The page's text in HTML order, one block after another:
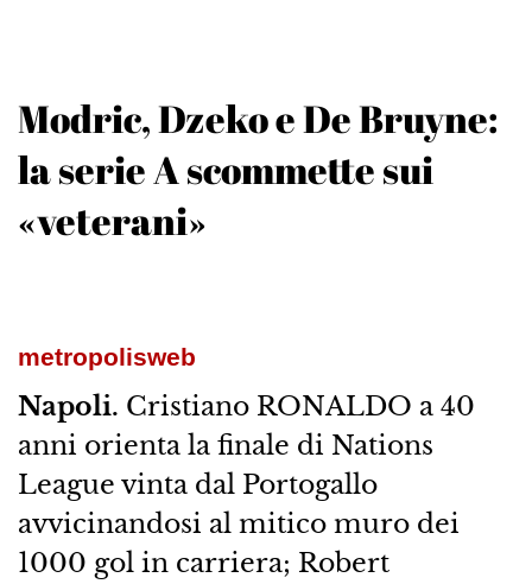
Modric, Dzeko e De Bruyne:
la serie A scommette sui
«veterani»
metropolisweb
Napoli. Cristiano RONALDO a 40
anni orienta la finale di Nations
League vinta dal Portogallo
avvicinandosi al mitico muro dei
1000 gol in carriera; Robert